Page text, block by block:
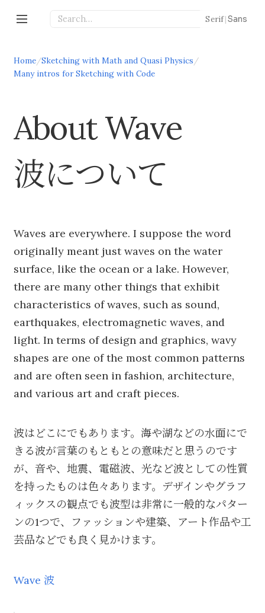
Serif|Sans
Home/Sketching with Math and Quasi Physics/
Many intros for Sketching with Code
About Wave
波について
Waves are everywhere. I suppose the word
originally meant just waves on the water
surface, like the ocean or a lake. However,
there are many other things that exhibit
characteristics of waves, such as sound,
earthquakes, electromagnetic waves, and
light. In terms of design and graphics, wavy
shapes are one of the most common patterns
and are often seen in fashion, architecture,
and various art and craft pieces.
波はどこにでもあります。海や湖などの水面にで
きる波が言葉のもともとの意味だと思うのです
が、音や、地震、電磁波、光など波としての性質
を持ったものは色々あります。デザインやグラフ
ィックスの観点でも波型は非常に一般的なパター
ンの1つで、ファッションや建築、アート作品や工
芸品などでも良く見かけます。
Wave 波